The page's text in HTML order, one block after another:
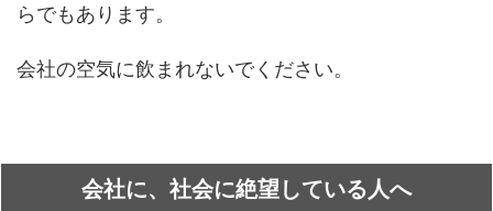
らでもあります。
会社の空気に飲まれないでください。
会社に、社会に絶望している人へ